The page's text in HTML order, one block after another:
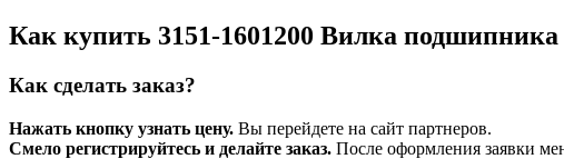
Как купить 3151-1601200 Вилка подшипника
Как сделать заказ?
Нажать кнопку узнать цену. Вы перейдете на сайт партнеров.
Смело регистрируйтесь и делайте заказ. После оформления заявки